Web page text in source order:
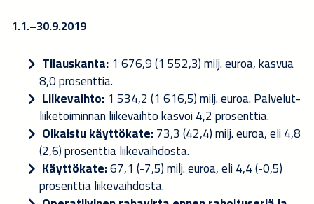
1.1.–30.9.2019
Tilauskanta:1 676,9 (1 552,3) milj. euroa, kasvua
8,0 prosenttia.
Liikevaihto:1 534,2 (1 616,5) milj. euroa. Palvelut-
liiketoiminnan liikevaihto kasvoi 4,2 prosenttia.
Oikaistu käyttökate:73,3 (42,4) milj. euroa, eli 4,8
(2,6) prosenttia liikevaihdosta.
Käyttökate:67,1 (-7,5) milj. euroa, eli 4,4 (-0,5)
prosenttia liikevaihdosta.